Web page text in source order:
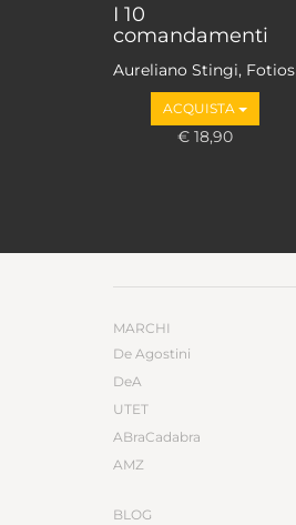
I 10
comandamenti
Aureliano Stingi, Fotios
Loupakis
ACQUISTA
€ 18,90
MARCHI
De Agostini
DeA
UTET
ABraCadabra
AMZ
BLOG